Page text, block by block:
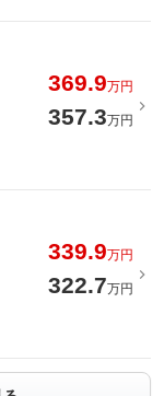
369.9万円
357.3万円
339.9万円
322.7万円